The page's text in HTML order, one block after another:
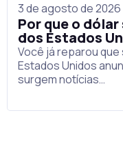
3 de agosto de 2026
Por que o
dos Estados
Você já reparou
Estados Unidos
surgem notícias…